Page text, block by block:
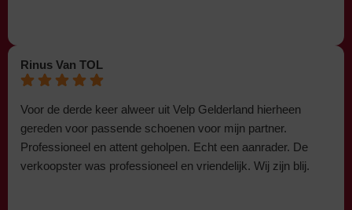
Rinus Van TOL
Voor de derde keer alweer uit Velp Gelderland hierheen
gereden voor passende schoenen voor mijn partner.
Professioneel en attent geholpen. Echt een aanrader. De
verkoopster was professioneel en vriendelijk. Wij zijn blij.